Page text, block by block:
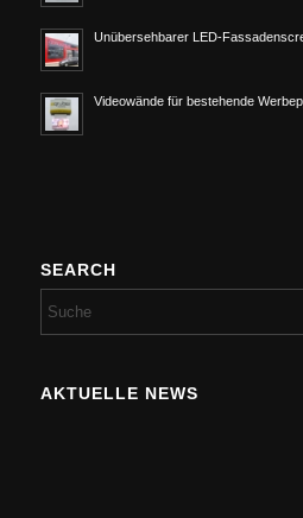
Unübersehbarer LED-
Videowände für bestehende
SEARCH
AKTUELLE NEWS